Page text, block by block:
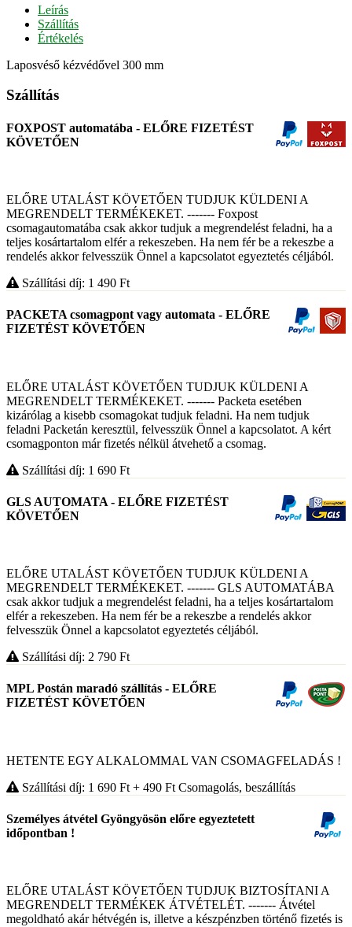
Leírás
Szállítás
Értékelés
Laposvéső kézvédővel 300 mm
Szállítás
FOXPOST automatába - ELŐRE FIZETÉST
KÖVETŐEN
ELŐRE UTALÁST KÖVETŐEN TUDJUK KÜLDENI A
MEGRENDELT TERMÉKEKET. ------- Foxpost
csomagautomatába csak akkor tudjuk a megrendelést feladni, ha a
teljes kosártartalom elfér a rekeszeben. Ha nem fér be a rekeszbe a
rendelés akkor felvesszük Önnel a kapcsolatot egyeztetés céljából.
Szállítási díj: 1 490 Ft
PACKETA csomagpont vagy automata - ELŐRE
FIZETÉST KÖVETŐEN
ELŐRE UTALÁST KÖVETŐEN TUDJUK KÜLDENI A
MEGRENDELT TERMÉKEKET. ------- Packeta esetében
kizárólag a kisebb csomagokat tudjuk feladni. Ha nem tudjuk
feladni Packetán keresztül, felvesszük Önnel a kapcsolatot. A kért
csomagponton már fizetés nélkül átvehető a csomag.
Szállítási díj: 1 690 Ft
GLS AUTOMATA - ELŐRE FIZETÉST
KÖVETŐEN
ELŐRE UTALÁST KÖVETŐEN TUDJUK KÜLDENI A
MEGRENDELT TERMÉKEKET. ------- GLS AUTOMATÁBA
csak akkor tudjuk a megrendelést feladni, ha a teljes kosártartalom
elfér a rekeszeben. Ha nem fér be a rekeszbe a rendelés akkor
felvesszük Önnel a kapcsolatot egyeztetés céljából.
Szállítási díj: 2 790 Ft
MPL Postán maradó szállítás - ELŐRE
FIZETÉST KÖVETŐEN
HETENTE EGY ALKALOMMAL VAN CSOMAGFELADÁS !
Szállítási díj: 1 690 Ft + 490 Ft Csomagolás, beszállítás
Személyes átvétel Gyöngyösön előre egyeztetett
időpontban !
ELŐRE UTALÁST KÖVETŐEN TUDJUK BIZTOSÍTANI A
MEGRENDELT TERMÉKEK ÁTVÉTELÉT. ------- Átvétel
megoldható akár hétvégén is, illetve a készpénzben történő fizetés is